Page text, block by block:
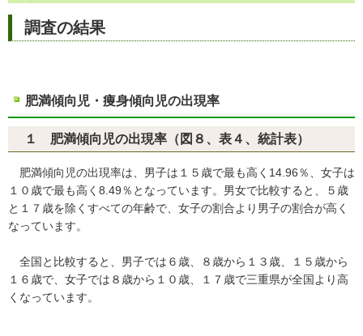
調査の結果
肥満傾向児・痩身傾向児の出現率
１ 肥満傾向児の出現率（図８、表４、統計表）
肥満傾向児の出現率は、男子は１５歳で最も高く14.96％、女子は
１０歳で最も高く8.49％となっています。男女で比較すると、５歳
と１７歳を除くすべての年齢で、女子の割合より男子の割合が高く
なっています。
全国と比較すると、男子では６歳、８歳から１３歳、１５歳から
１６歳で、女子では８歳から１０歳、１７歳で三重県が全国より高
くなっています。